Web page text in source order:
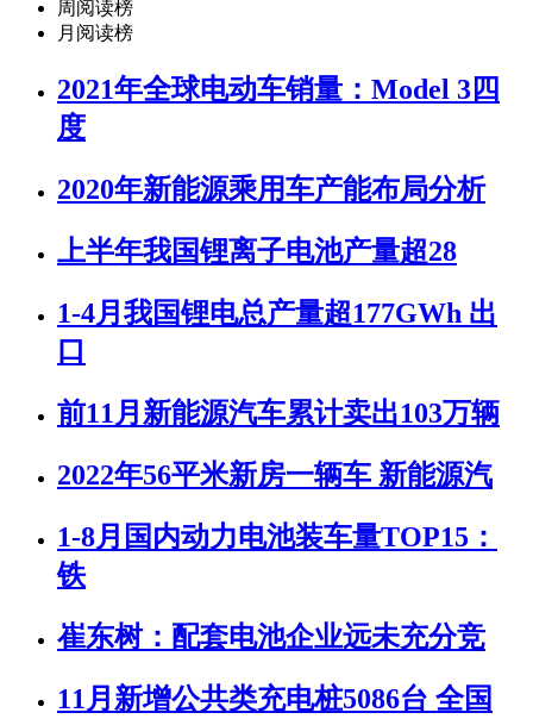
周阅读榜
月阅读榜
2021年全球电动车销量：Model 3四
度
2020年新能源乘用车产能布局分析
上半年我国锂离子电池产量超28
1-4月我国锂电总产量超177GWh 出
口
前11月新能源汽车累计卖出103万辆
2022年56平米新房一辆车 新能源汽
1-8月国内动力电池装车量TOP15：
铁
崔东树：配套电池企业远未充分竞
11月新增公共类充电桩5086台 全国